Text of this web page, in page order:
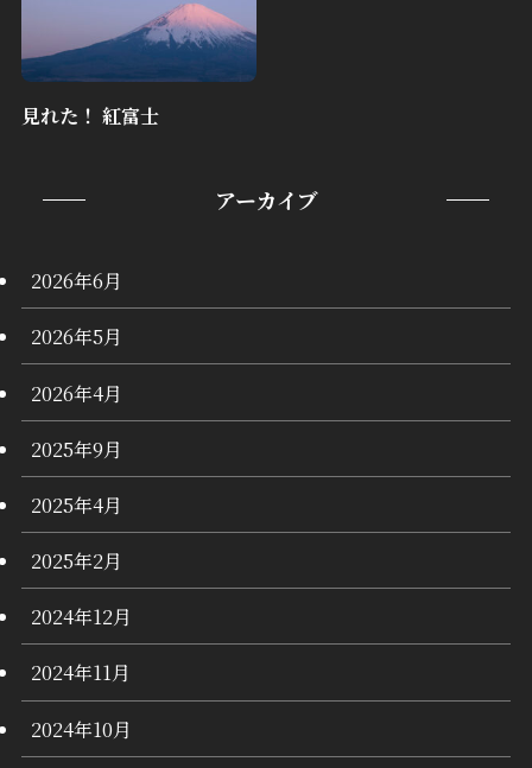
見れた！ 紅富士
アーカイブ
2026年6月
2026年5月
2026年4月
2025年9月
2025年4月
2025年2月
2024年12月
2024年11月
2024年10月